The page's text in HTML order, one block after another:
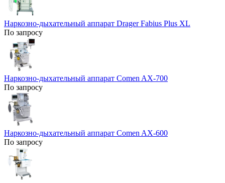
Наркозно-дыхательный аппарат Drager Fabius Plus XL
По запросу
Наркозно-дыхательный аппарат Comen AX-700
По запросу
Наркозно-дыхательный аппарат Comen AX-600
По запросу